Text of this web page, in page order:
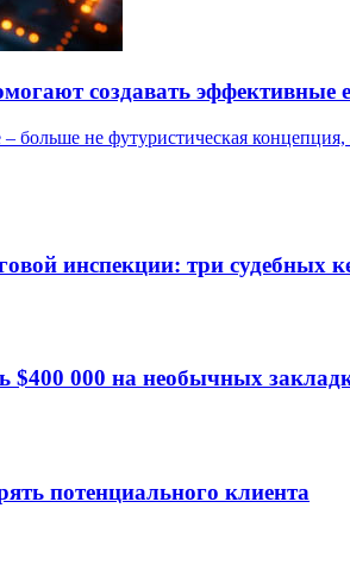
создавать эффективные
больше не футуристическая
инспекции: три судебных
$400 000 на необычных
потенциального клиента